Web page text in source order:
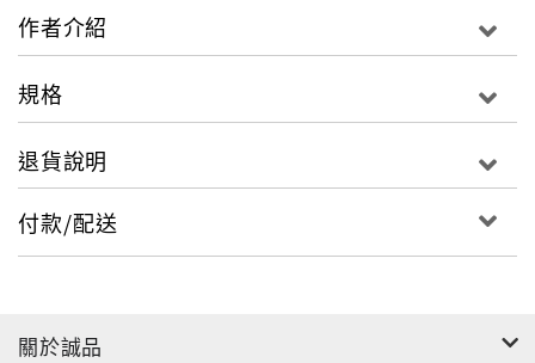
從1967年起，二十五歲的巴倫波因與英國室內樂團合
作，以七年的時間錄下莫札特鋼琴協奏曲全集。年輕的
彈奏出音符，自然從容而且具有無法抗拒的魅力。這一
的激情、活力，以及歌唱般甜美流暢的旋律，完整保留
STEREO / 錄音年份：1967-1974年
作者介紹
規格
退貨說明
付款/配送
關於誠品